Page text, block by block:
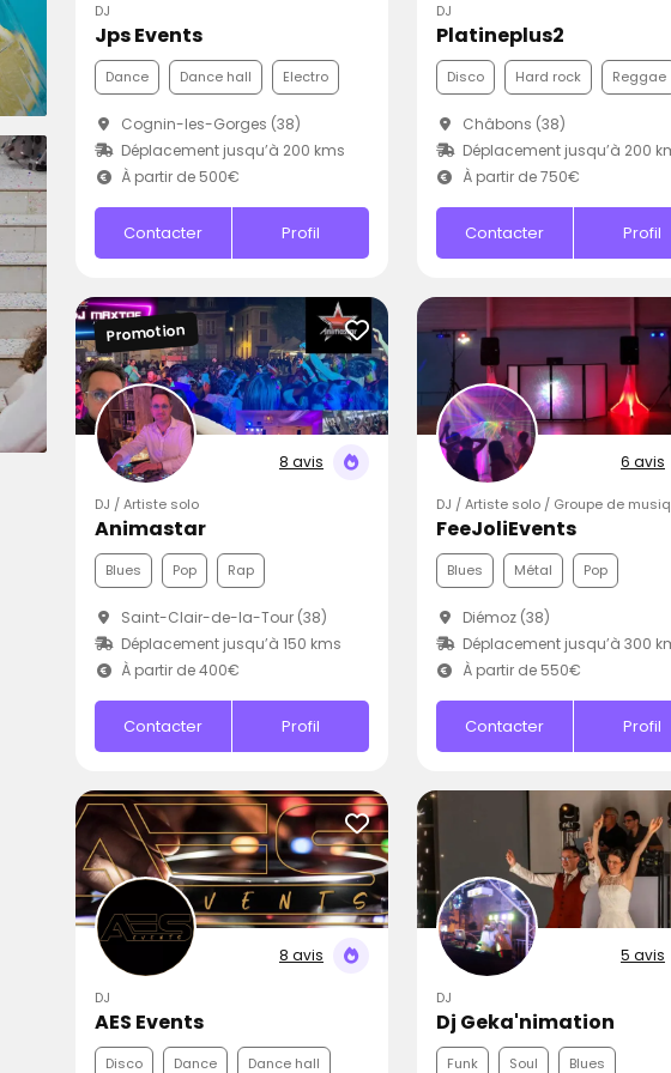
DJ
Jps Events
Dance Dance hall Electro
Cognin-les-Gorges (38)
Déplacement jusqu’à 200 kms
À partir de 500€
Contacter Profil
DJ
Platineplus2
Disco Hard rock Reggae
Châbons (38)
Déplacement jusqu’à 200
À partir de 750€
Contacter Profil
8 avis
Promotion
DJ / Artiste solo
Animastar
Blues Pop Rap
Saint-Clair-de-la-Tour (38)
Déplacement jusqu’à 150 kms
À partir de 400€
Contacter Profil
6 avis
DJ / Artiste solo / Groupe de
FeeJoliEvents
Blues Métal Pop
Diémoz (38)
Déplacement jusqu’à 300
À partir de 550€
Contacter Profil
8 avis
DJ
AES Events
Disco Dance Dance hall
5 avis
DJ
Dj Geka'nimation
Funk Soul Blues